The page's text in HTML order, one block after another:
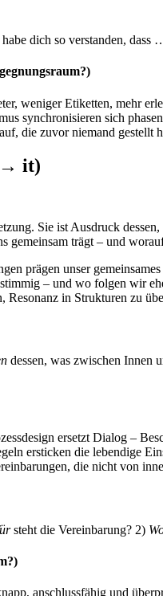
dich so verstanden,
weniger Etiketten, mehr
synchronisieren sich
die zuvor niemand gestellt
→ it)
Sie ist Ausdruck
gemeinsam trägt – und
prägen unser
– und wo folgen wir
Resonanz in Strukturen zu
dessen, was zwischen Innen
ersetzt Dialog –
ersticken die lebendige
die nicht von
steht die Vereinbarung? 2)
anschlussfähig und